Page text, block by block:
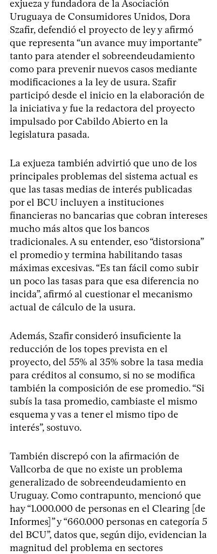
exjueza y fundadora de la Asociación
Uruguaya de Consumidores Unidos, Dora
Szafir, defendió el proyecto de ley y afirmó
que representa “un avance muy importante”
tanto para atender el sobreendeudamiento
como para prevenir nuevos casos mediante
modificaciones a la ley de usura. Szafir
participó desde el inicio en la elaboración de
la iniciativa y fue la redactora del proyecto
impulsado por Cabildo Abierto en la
legislatura pasada.
La exjueza también advirtió que uno de los
principales problemas del sistema actual es
que las tasas medias de interés publicadas
por el BCU incluyen a instituciones
financieras no bancarias que cobran intereses
mucho más altos que los bancos
tradicionales. A su entender, eso “distorsiona”
el promedio y termina habilitando tasas
máximas excesivas. “Es tan fácil como subir
un poco las tasas para que esa diferencia no
incida”, afirmó al cuestionar el mecanismo
actual de cálculo de la usura.
Además, Szafir consideró insuficiente la
reducción de los topes prevista en el
proyecto, del 55% al 35% sobre la tasa media
para créditos al consumo, si no se modifica
también la composición de ese promedio. “Si
subís la tasa promedio, cambiaste el mismo
esquema y vas a tener el mismo tipo de
interés”, sostuvo.
También discrepó con la afirmación de
Vallcorba de que no existe un problema
generalizado de sobreendeudamiento en
Uruguay. Como contrapunto, mencionó que
hay “1.000.000 de personas en el Clearing [de
Informes]” y “660.000 personas en categoría 5
del BCU”, datos que, según dijo, evidencian la
magnitud del problema en sectores